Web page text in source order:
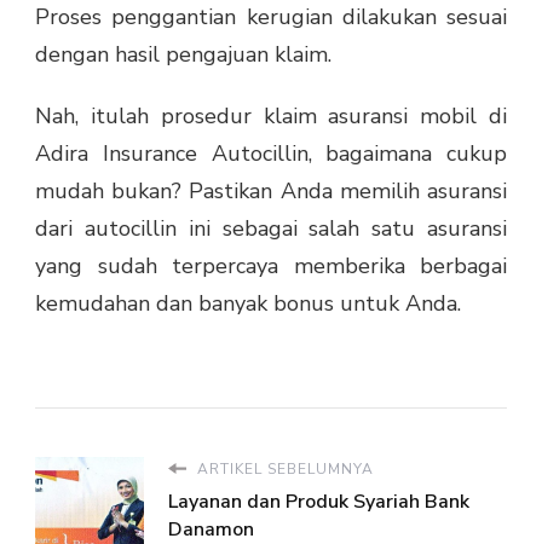
Proses penggantian kerugian dilakukan sesuai
dengan hasil pengajuan klaim.
Nah, itulah prosedur klaim asuransi mobil di
Adira Insurance Autocillin, bagaimana cukup
mudah bukan? Pastikan Anda memilih asuransi
dari autocillin ini sebagai salah satu asuransi
yang sudah terpercaya memberika berbagai
kemudahan dan banyak bonus untuk Anda.
ARTIKEL SEBELUMNYA
Layanan dan Produk Syariah Bank
Danamon